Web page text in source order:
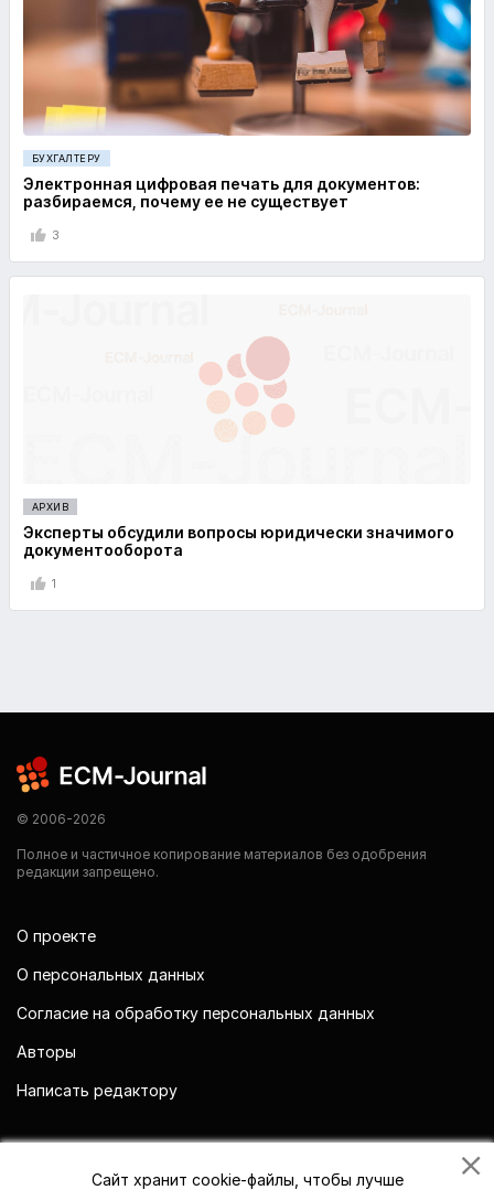
БУХГАЛТЕРУ
Электронная цифровая печать для документов:
разбираемся, почему ее не существует
3
АРХИВ
Эксперты обсудили вопросы юридически значимого
документооборота
1
© 2006-2026
Полное и частичное копирование материалов без одобрения
редакции запрещено.
О проекте
О персональных данных
Согласие на обработку персональных данных
Авторы
Написать редактору
Сайт хранит cookie-файлы, чтобы лучше